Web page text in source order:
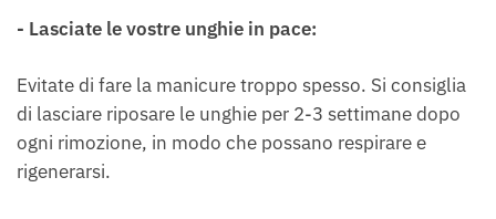
- Lasciate le vostre unghie in pace:
Evitate di fare la manicure troppo spesso. Si consiglia
di lasciare riposare le unghie per 2-3 settimane dopo
ogni rimozione, in modo che possano respirare e
rigenerarsi.